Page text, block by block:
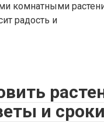
комнатными
радость и
и сроки